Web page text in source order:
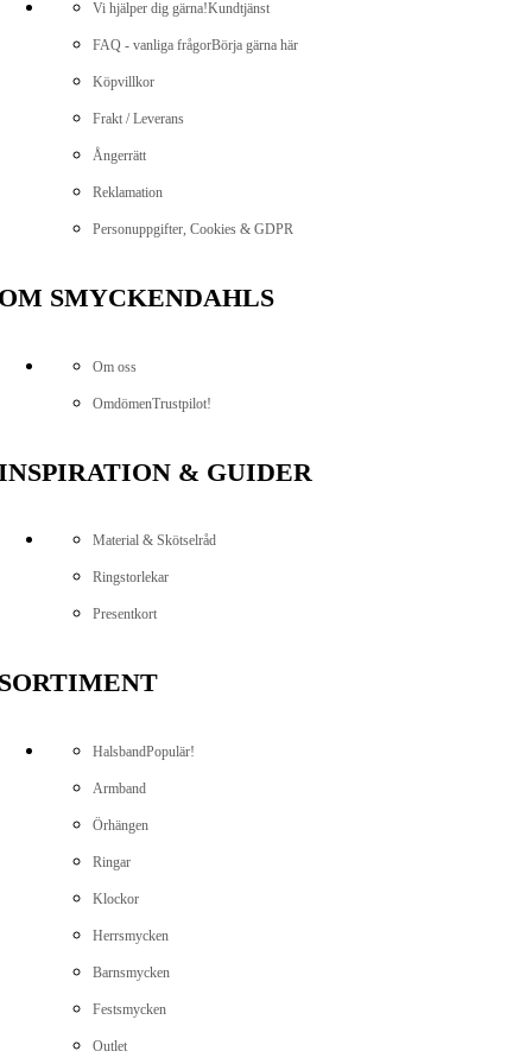
Vi hjälper dig gärna!Kundtjänst
FAQ - vanliga frågorBörja gärna här
Köpvillkor
Frakt / Leverans
Ångerrätt
Reklamation
Personuppgifter, Cookies & GDPR
SMYCKENDAHLS
Om oss
OmdömenTrustpilot!
& GUIDER
Material & Skötselråd
Ringstorlekar
Presentkort
HalsbandPopulär!
Armband
Örhängen
Ringar
Klockor
Herrsmycken
Barnsmycken
Festsmycken
Outlet